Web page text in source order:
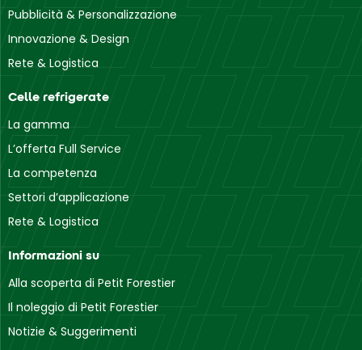
Pubblicità & Personalizzazione
Innovazione & Design
Rete & Logistica
Celle refrigerate
La gamma
L’offerta Full Service
La competenza
Settori d’applicazione
Rete & Logistica
Informazioni su
Alla scoperta di Petit Forestier
Il noleggio di Petit Forestier
Notizie & Suggerimenti